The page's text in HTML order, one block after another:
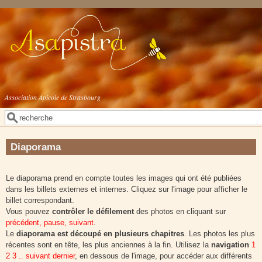
Aller au contenu principal
Association Apicole de Strasbourg
Formulaire de recherche
Rechercher
Diaporama
Le diaporama prend en compte toutes les images qui ont été publiées
dans les billets externes et internes. Cliquez sur l'image pour afficher le
billet correspondant.
Vous pouvez contrôler le défilementdes photos en cliquant sur
précédent, pause, suivant.
Le diaporama est découpé en plusieurs chapitres. Les photos les plus
récentes sont en tête, les plus anciennes à la fin. Utilisez la navigation 1
2 3 .. suivant dernier, en dessous de l'image, pour accéder aux différents